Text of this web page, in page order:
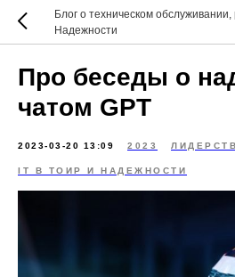
Блог о техническом
Надежности
Про беседы о
чатом GPT
2023-03-20 13:09 2023
IT В ТОИР И НАДЕЖНОСТИ